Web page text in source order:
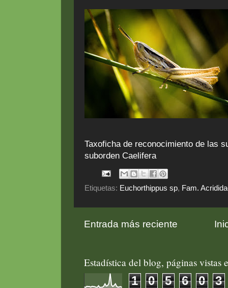
Taxoficha de reconocimiento de las
suborden Caelifera
Etiquetas: Euchorthippus sp, Fam.
Entrada más reciente
Estadística del blog, páginas vistas
1 0 5 6 0 3